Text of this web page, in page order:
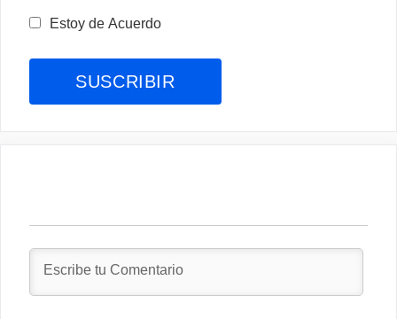
Estoy de Acuerdo